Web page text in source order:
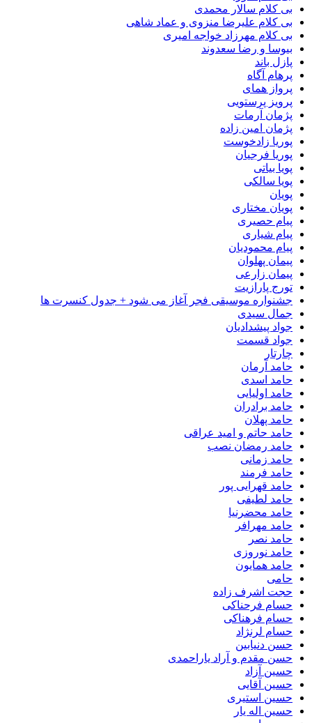
بی کلام سالار محمدی
بی کلام علیرضا منزوی و عماد شاهی
بی کلام مهرزاد خواجه امیری
بیوسا و رضا سعدوند
پازل باند
پرهام آگاه
پرواز همای
پرویز پرستویی
پژمان آرمات
پژمان امین زاده
پوریا زادخوست
پوریا فرجیان
پویا بیاتی
پویا سالکی
پویان
پویان مختاری
پیام حصیری
پیام شیاری
پیام محمودیان
پیمان پهلوان
پیمان زارعی
تورج پارازیت
جشنواره موسیقی فجر آغاز می شود + جدول کنسرت ها
جمال سیدی
جواد پیشدادیان
جواد قسمت
چارتار
حامد آرمان
حامد اسدی
حامد اولیایی
حامد برادران
حامد پهلان
حامد حاتم و امید عراقی
حامد رمضان نصب
حامد زمانی
حامد فرمند
حامد قهرایی پور
حامد لطیفی
حامد محضرنیا
حامد مهرافر
حامد نصر
حامد نوروزی
حامد همایون
حامی
حجت اشرف زاده
حسام فرحناکی
حسام فرهناکی
حسام لرنژاد
حسن دنیابین
حسن مقدم و آراد یاراحمدی
حسین آزاد
حسین آقایی
حسین استیری
حسین اله یار